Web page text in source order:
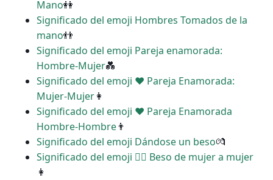
Mano👭
Significado del emoji Hombres Tomados de la
mano👬
Significado del emoji Pareja enamorada:
Hombre-Mujer💑
Significado del emoji ‍❤️‍ Pareja Enamorada:
Mujer-Mujer👩
Significado del emoji ‍❤️‍ Pareja Enamorada
Hombre-Hombre👨
Significado del emoji Dándose un beso💏
Significado del emoji ‍❤️‍💋‍ Beso de mujer a mujer
👩